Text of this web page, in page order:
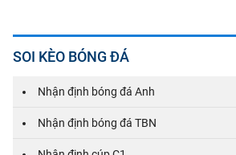
SOI KÈO BÓNG ĐÁ
Nhận định bóng đá Anh
Nhận định bóng đá TBN